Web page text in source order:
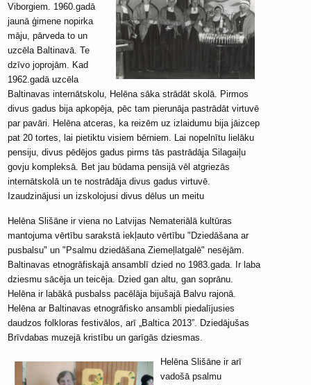
Viborgiem. 1960.gadā
jaunā ģimene nopirka
māju, pārveda to un
uzcēla Baltinavā. Te
dzīvo joprojām. Kad
1962.gadā uzcēla
Baltinavas internātskolu, Helēna sāka strādāt skolā. Pirmos
divus gadus bija apkopēja, pēc tam pierunāja pastrādāt virtuvē
par pavāri. Helēna atceras, ka reizēm uz izlaidumu bija jāizcep
pat 20 tortes, lai pietiktu visiem bērniem. Lai nopelnītu lielāku
pensiju, divus pēdējos gadus pirms tās pastrādāja Silagaiļu
govju kompleksā. Bet jau būdama pensijā vēl atgriezās
internātskolā un te nostrādāja divus gadus virtuvē.
Izaudzinājusi un izskolojusi divus dēlus un meitu
Helēna Slišāne ir viena no Latvijas Nemateriālā kultūras
mantojuma vērtību sarakstā iekļauto vērtību "Dziedāšana ar
pusbalsu" un "Psalmu dziedāšana Ziemeļlatgalē" nesējām.
Baltinavas etnogrāfiskajā ansamblī dzied no 1983.gada. Ir laba
dziesmu sācēja un teicēja. Dzied gan altu, gan soprānu.
Helēna ir labākā pusbalss pacēlāja bijušajā Balvu rajonā.
Helēna ar Baltinavas etnogrāfisko ansambli piedalījusies
daudzos folkloras festivālos, arī „Baltica 2013”. Dziedājušas
Brīvdabas muzejā kristību un garīgās dziesmas.
Helēna Slišāne ir arī
vadošā psalmu